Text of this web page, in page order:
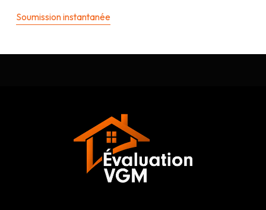
Soumission instantanée